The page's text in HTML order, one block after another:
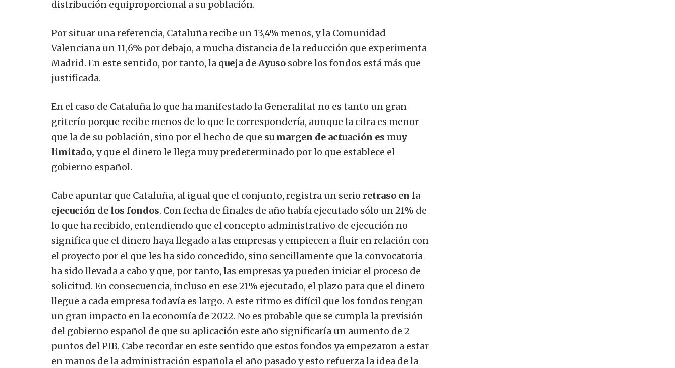
distribución equiproporcional a su población.
Por situar una referencia, Cataluña recibe un 13,4% menos, y la Comunidad
Valenciana un 11,6% por debajo, a mucha distancia de la reducción que experimenta
Madrid. En este sentido, por tanto, la queja de Ayuso sobre los fondos está más que
justificada.
En el caso de Cataluña lo que ha manifestado la Generalitat no es tanto un gran
griterío porque recibe menos de lo que le correspondería, aunque la cifra es menor
que la de su población, sino por el hecho de que su margen de actuación es muy
limitado, y que el dinero le llega muy predeterminado por lo que establece el
gobierno español.
Cabe apuntar que Cataluña, al igual que el conjunto, registra un serio retraso en la
ejecución de los fondos. Con fecha de finales de año había ejecutado sólo un 21% de
lo que ha recibido, entendiendo que el concepto administrativo de ejecución no
significa que el dinero haya llegado a las empresas y empiecen a fluir en relación con
el proyecto por el que les ha sido concedido, sino sencillamente que la convocatoria
ha sido llevada a cabo y que, por tanto, las empresas ya pueden iniciar el proceso de
solicitud. En consecuencia, incluso en ese 21% ejecutado, el plazo para que el dinero
llegue a cada empresa todavía es largo. A este ritmo es difícil que los fondos tengan
un gran impacto en la economía de 2022. No es probable que se cumpla la previsión
del gobierno español de que su aplicación este año significaría un aumento de 2
puntos del PIB. Cabe recordar en este sentido que estos fondos ya empezaron a estar
en manos de la administración española el año pasado y esto refuerza la idea de la